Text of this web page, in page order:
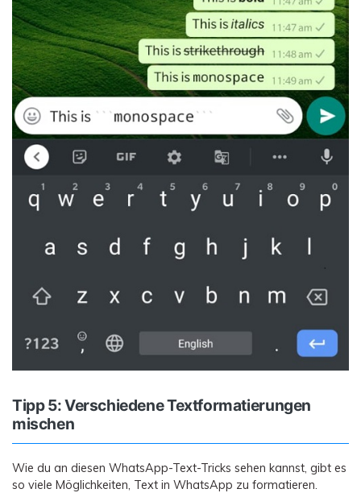
Tipp 5: Verschiedene Textformatierungen
mischen
Wie du an diesen WhatsApp-Text-Tricks sehen kannst, gibt es
so viele Möglichkeiten, Text in WhatsApp zu formatieren.